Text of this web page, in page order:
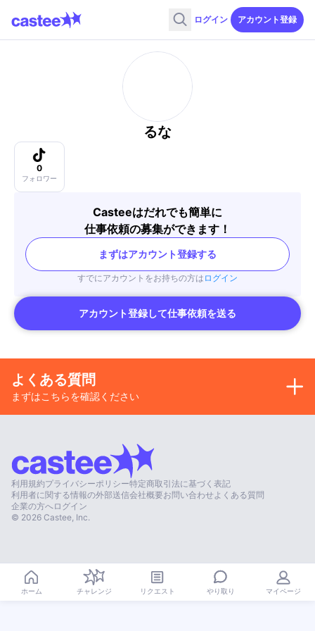
ログイン アカウント登録
るな
0
フォロワー
Casteeはだれでも簡単に
仕事依頼の募集ができます！
まずはアカウント登録する
すでにアカウントをお持ちの方は ログイン
アカウント登録して仕事依頼を送る
よくある質問
まずはこちらを確認ください
利用規約プライバシーポリシー特定商取引法に基づく表記
利用者に関する情報の外部送信会社概要お問い合わせ よくある質問
企業の方へログイン
© 2026 Castee, Inc.
ホーム チャレンジ リクエスト やり取り マイページ